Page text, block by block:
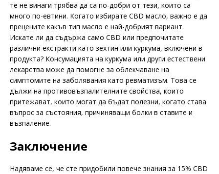
те не винаги трябва да са по-добри от тези, които са
много по-евтини. Когато избирате CBD масло, важно е да
прецените какъв тип масло е най-добрият вариант.
Искате ли да съдържа само CBD или предпочитате
различни екстракти като зехтин или куркума, включени в
продукта? Консумацията на куркума или други естествени
лекарства може да помогне за облекчаване на
симптомите на заболявания като ревматизъм. Това се
дължи на противовъзпалителните свойства, които
притежават, които могат да бъдат полезни, когато става
въпрос за състояния, причиняващи болки в ставите и
възпаление.
Заключение
Надяваме се, че сте придобили повече знания за 15% CBD